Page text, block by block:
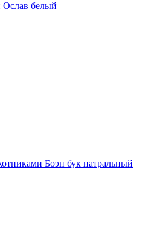
Ослав белый
Боэн бук натральный